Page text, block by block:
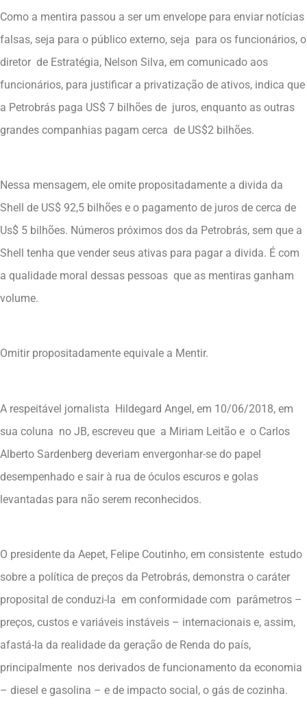
Como a mentira passou a ser um envelope para enviar notícias
falsas, seja para o público externo, seja para os funcionários, o
diretor de Estratégia, Nelson Silva, em comunicado aos
funcionários, para justificar a privatização de ativos, indica que
a Petrobrás paga US$ 7 bilhões de juros, enquanto as outras
grandes companhias pagam cerca de US$2 bilhões.
Nessa mensagem, ele omite propositadamente a divida da
Shell de US$ 92,5 bilhões e o pagamento de juros de cerca de
Us$ 5 bilhões. Números próximos dos da Petrobrás, sem que a
Shell tenha que vender seus ativas para pagar a divida. É com
a qualidade moral dessas pessoas que as mentiras ganham
volume.
Omitir propositadamente equivale a Mentir.
A respeitável jornalista Hildegard Angel, em 10/06/2018, em
sua coluna no JB, escreveu que a Miriam Leitão e o Carlos
Alberto Sardenberg deveriam envergonhar-se do papel
desempenhado e sair à rua de óculos escuros e golas
levantadas para não serem reconhecidos.
O presidente da Aepet, Felipe Coutinho, em consistente estudo
sobre a política de preços da Petrobrás, demonstra o caráter
proposital de conduzi-la em conformidade com parâmetros –
preços, custos e variáveis instáveis – internacionais e, assim,
afastá-la da realidade da geração de Renda do país,
principalmente nos derivados de funcionamento da economia
– diesel e gasolina – e de impacto social, o gás de cozinha.